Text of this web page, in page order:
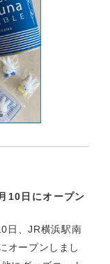
日にオープン
日、JR横浜駅南
オープンしまし